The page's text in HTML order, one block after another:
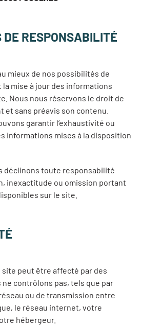
DE RESPONSABILITÉ
mieux de nos possibilités de
la mise à jour des informations
Nous nous réservons le droit de
et sans préavis son contenu.
garantir l’exhaustivité ou
informations mises à la disposition
déclinons toute responsabilité
inexactitude ou omission portant
sur le site.
peut être affecté par des
contrôlons pas, tels que par
ou de transmission entre
le réseau internet, votre
hébergeur.